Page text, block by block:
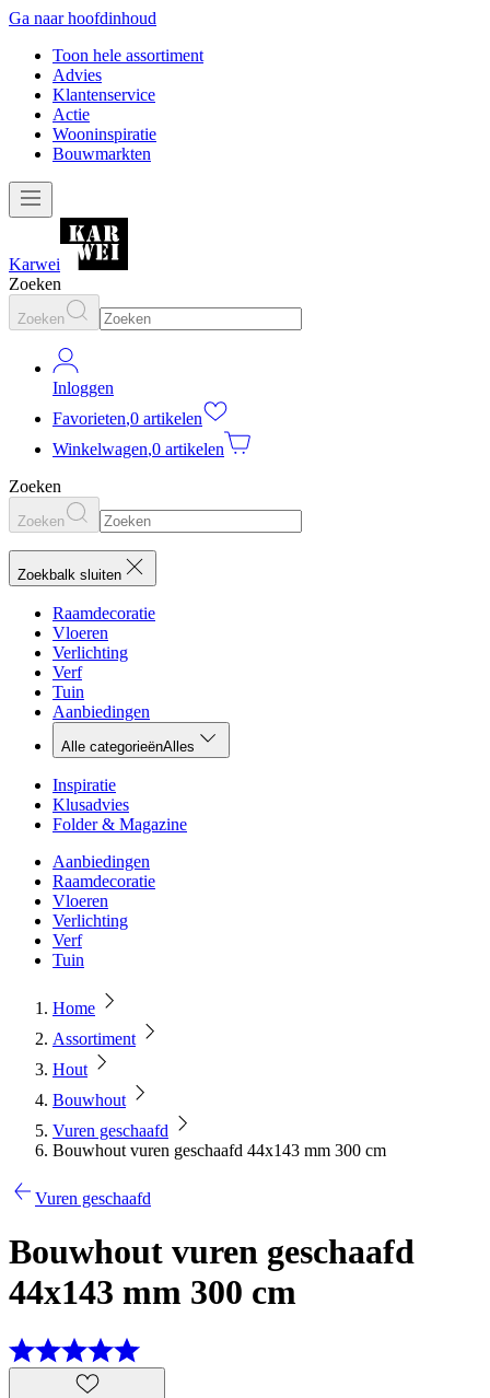
Ga naar hoofdinhoud
Toon hele assortiment
Advies
Klantenservice
Actie
Wooninspiratie
Bouwmarkten
Karwei
Zoeken
Zoeken
Inloggen
Favorieten,0 artikelen
Winkelwagen,0 artikelen
Zoeken
Zoeken
Zoekbalk sluiten
Raamdecoratie
Vloeren
Verlichting
Verf
Tuin
Aanbiedingen
Alle categorieënAlles
Inspiratie
Klusadvies
Folder & Magazine
Aanbiedingen
Raamdecoratie
Vloeren
Verlichting
Verf
Tuin
Home
Assortiment
Hout
Bouwhout
Vuren geschaafd
Bouwhout vuren geschaafd 44x143 mm 300 cm
Vuren geschaafd
Bouwhout vuren geschaafd
44x143 mm 300 cm